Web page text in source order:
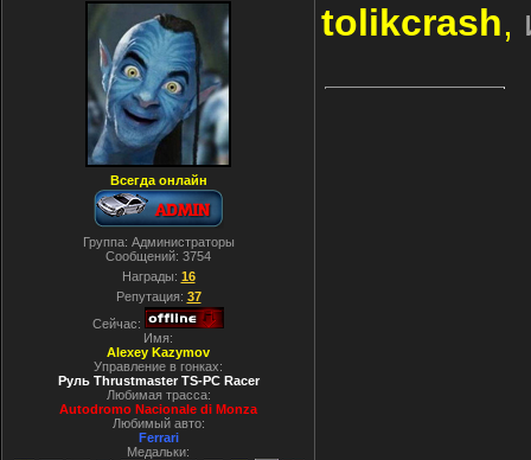
Всегда онлайн
Группа: Администраторы
Сообщений: 3754
Награды: 16
Репутация: 37
Сейчас:
Имя:
Alexey Kazymov
Управление в гонках:
Руль Thrustmaster TS-PC Racer
Любимая трасса:
Autodromo Nacionale di Monza
Любимый авто:
Ferrari
Медальки:
tolikcrash,